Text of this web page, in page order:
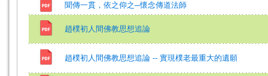
聞傳一貫，依之仰之─懷念傳道法師
趙樸初人間佛教思想追論
趙樸初人間佛教思想追論 -- 實現樸老最重大的遺願